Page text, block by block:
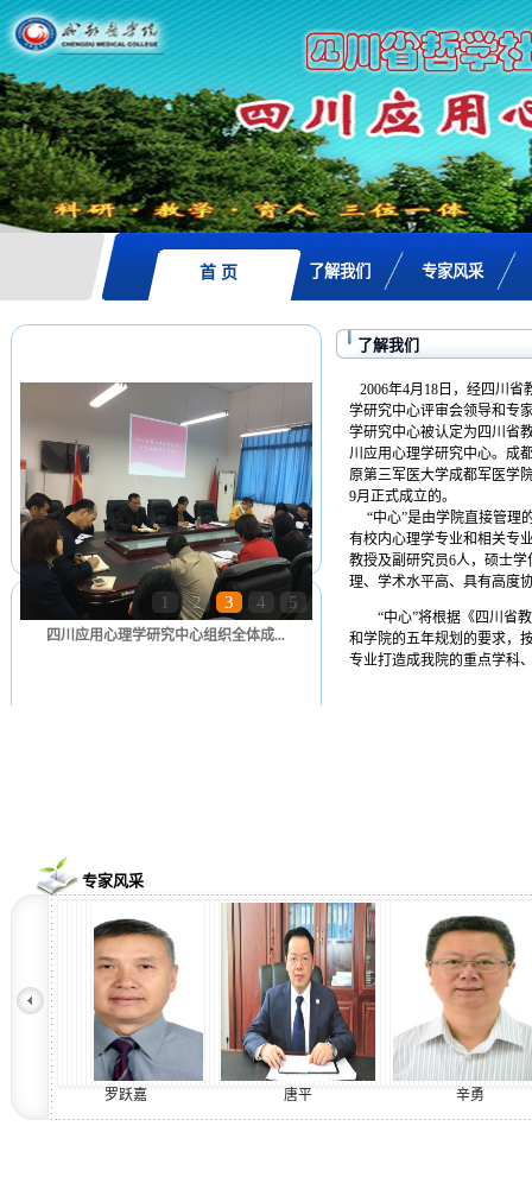
首 页 了解我们 专家风采
1 2 3 4 5
四川应用心理学研究中心组织全体成...
了解我们
2006年4月18日，经四川
学研究中心评审会领导和专
学研究中心被认定为四川省
川应用心理学研究中心。成
原第三军医大学成都军医学
9月正式成立的。
“中心”是由学院直接管理
有校内心理学专业和相关专
教授及副研究员6人，硕士
理、学术水平高、具有高度
“中心”将根据《四川省教
和学院的五年规划的要求，
专业打造成我院的重点学科
专家风采
罗跃嘉 唐平 辛勇